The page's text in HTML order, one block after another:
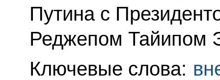
Путина с
Реджепом Тайипом
Ключевые слова: